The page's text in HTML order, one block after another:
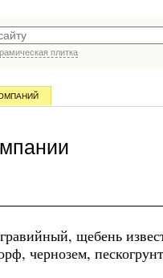
плитка
щебень
чернозем,